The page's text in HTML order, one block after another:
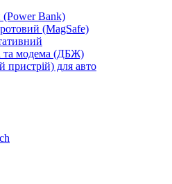
(Power Bank)
(MagSafe)
та модема (ДБЖ)
пристрій) для авто